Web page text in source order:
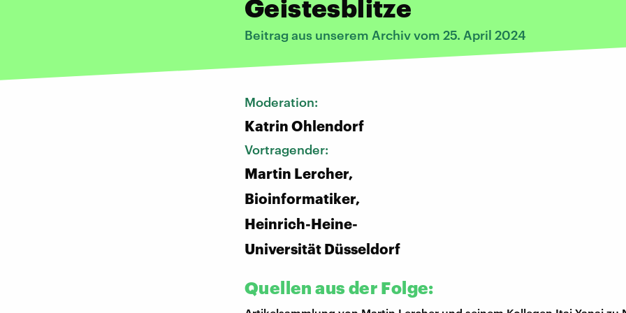
Geistesblitze
Beitrag aus unserem Archiv vom 25. April 2024
Moderation:
Katrin Ohlendorf
Vortragender:
Martin Lercher,
Bioinformatiker,
Heinrich-Heine-
Universität Düsseldorf
Quellen aus der Folge: